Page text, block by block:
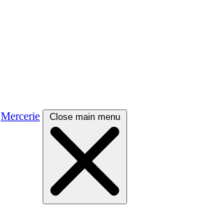
Mercerie Close main menu